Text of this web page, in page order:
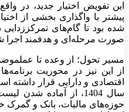
این تفویض اختیار جدید، در
پیشتر با واگذاری بخشی از
شده بود تا گام‌های
صورت مرحله‌ای و هدفمند اجرا
مسیر تحول؛ از وعده تا
از این نیز در محوریت
اقتصادی و دارایی قرار داشته
سال 1404، از آماده
حوزه‌های مالیات، بانک و گمرک